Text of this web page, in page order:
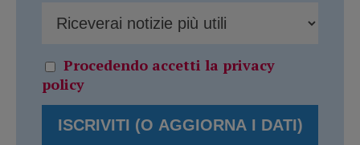
Procedendo accetti la privacy
policy